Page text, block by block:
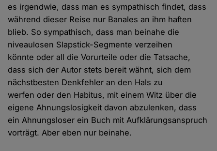
es irgendwie, dass man es sympathisch findet, dass
während dieser Reise nur Banales an ihm haften
blieb. So sympathisch, dass man beinahe die
niveaulosen Slapstick-Segmente verzeihen
könnte oder all die Vorurteile oder die Tatsache,
dass sich der Autor stets bereit wähnt, sich dem
nächstbesten Denkfehler an den Hals zu
werfen oder den Habitus, mit einem Witz über die
eigene Ahnungslosigkeit davon abzulenken, dass
ein Ahnungsloser ein Buch mit Aufklärungsanspruch
vorträgt. Aber eben nur beinahe.